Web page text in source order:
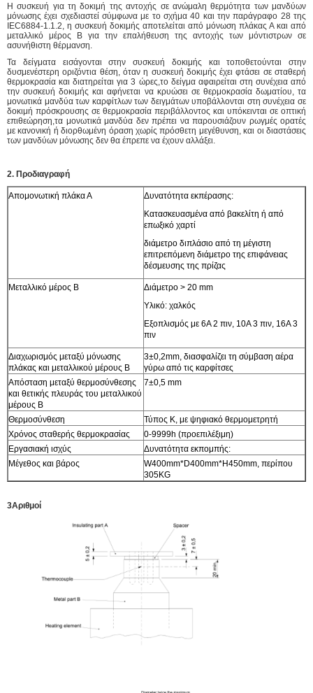
Η συσκευή για τη δοκιμή της αντοχής σε ανώμαλη θερμότητα των μανδύων
μόνωσης έχει σχεδιαστεί σύμφωνα με το σχήμα 40 και την παράγραφο 28 της
IEC6884-1.1.2, η συσκευή δοκιμής αποτελείται από μόνωση πλάκας Α και από
μεταλλικό μέρος Β για την επαλήθευση της αντοχής των μόντιστρων σε
ασυνήθιστη θέρμανση.
Τα δείγματα εισάγονται στην συσκευή δοκιμής και τοποθετούνται στην
δυσμενέστερη οριζόντια θέση, όταν η συσκευή δοκιμής έχει φτάσει σε σταθερή
θερμοκρασία και διατηρείται για 3 ώρες,το δείγμα αφαιρείται στη συνέχεια από
την συσκευή δοκιμής και αφήνεται να κρυώσει σε θερμοκρασία δωματίου, τα
μονωτικά μανδύα των καρφίτλων των δειγμάτων υποβάλλονται στη συνέχεια σε
δοκιμή πρόσκρουσης σε θερμοκρασία περιβάλλοντος και υπόκεινται σε οπτική
επιθεώρηση,τα μονωτικά μανδύα δεν πρέπει να παρουσιάζουν ρωγμές ορατές
με κανονική ή διορθωμένη όραση χωρίς πρόσθετη μεγέθυνση, και οι διαστάσεις
των μανδύων μόνωσης δεν θα έπρεπε να έχουν αλλάξει.
2. Προδιαγραφή
Απομονωτική πλάκα Α
Δυνατότητα εκπέρασης:
Κατασκευασμένα από βακελίτη ή από
επωξικό χαρτί
διάμετρο διπλάσιο από τη μέγιστη
επιτρεπόμενη διάμετρο της επιφάνειας
δέσμευσης της πρίζας
Μεταλλικό μέρος Β
Διάμετρο > 20 mm
Υλικό: χαλκός
Εξοπλισμός με 6A 2 πιν, 10A 3 πιν, 16A 3
πιν
Διαχωρισμός μεταξύ μόνωσης
πλάκας και μεταλλικού μέρους Β
3±0,2mm, διασφαλίζει τη σύμβαση αέρα
γύρω από τις καρφίτσες
Απόσταση μεταξύ θερμοσύνθεσης
και θετικής πλευράς του μεταλλικού
μέρους Β
7±0,5 mm
Θερμοσύνθεση
Τύπος K, με ψηφιακό θερμομετρητή
Χρόνος σταθερής θερμοκρασίας
0-9999h (προεπιλέξιμη)
Εργασιακή ισχύς
Δυνατότητα εκπομπής:
Μέγεθος και βάρος
W400mm*D400mm*H450mm, περίπου
305KG
3Αριθμοί